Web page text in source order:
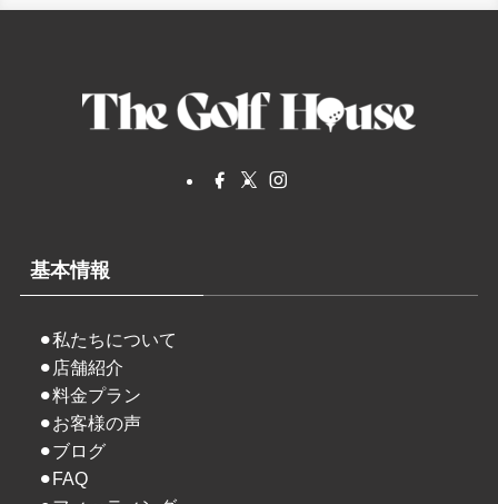
基本情報
⚫︎私たちについて
⚫︎ 店舗紹介
⚫︎料金プラン
⚫︎お客様の声
⚫︎ブログ
⚫︎FAQ